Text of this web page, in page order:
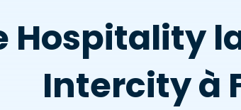
Hospitality
Intercity à